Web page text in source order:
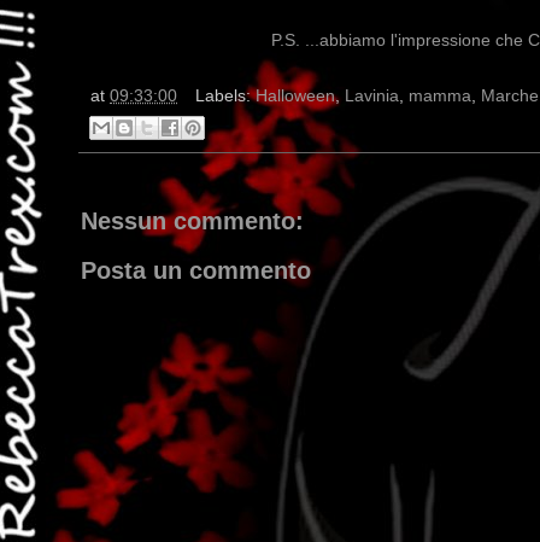
P.S. ...abbiamo l'impressione che
at 09:33:00 Labels:Halloween, Lavinia, mamma, Marche
Nessun commento:
Posta un commento